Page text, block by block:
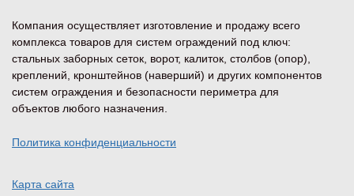
Компания осуществляет изготовление и продажу всего
комплекса товаров для систем ограждений под ключ:
стальных заборных сеток, ворот, калиток, столбов (опор),
креплений, кронштейнов (наверший) и других компонентов
систем ограждения и безопасности периметра для
объектов любого назначения.
Политика конфиденциальности
Карта сайта